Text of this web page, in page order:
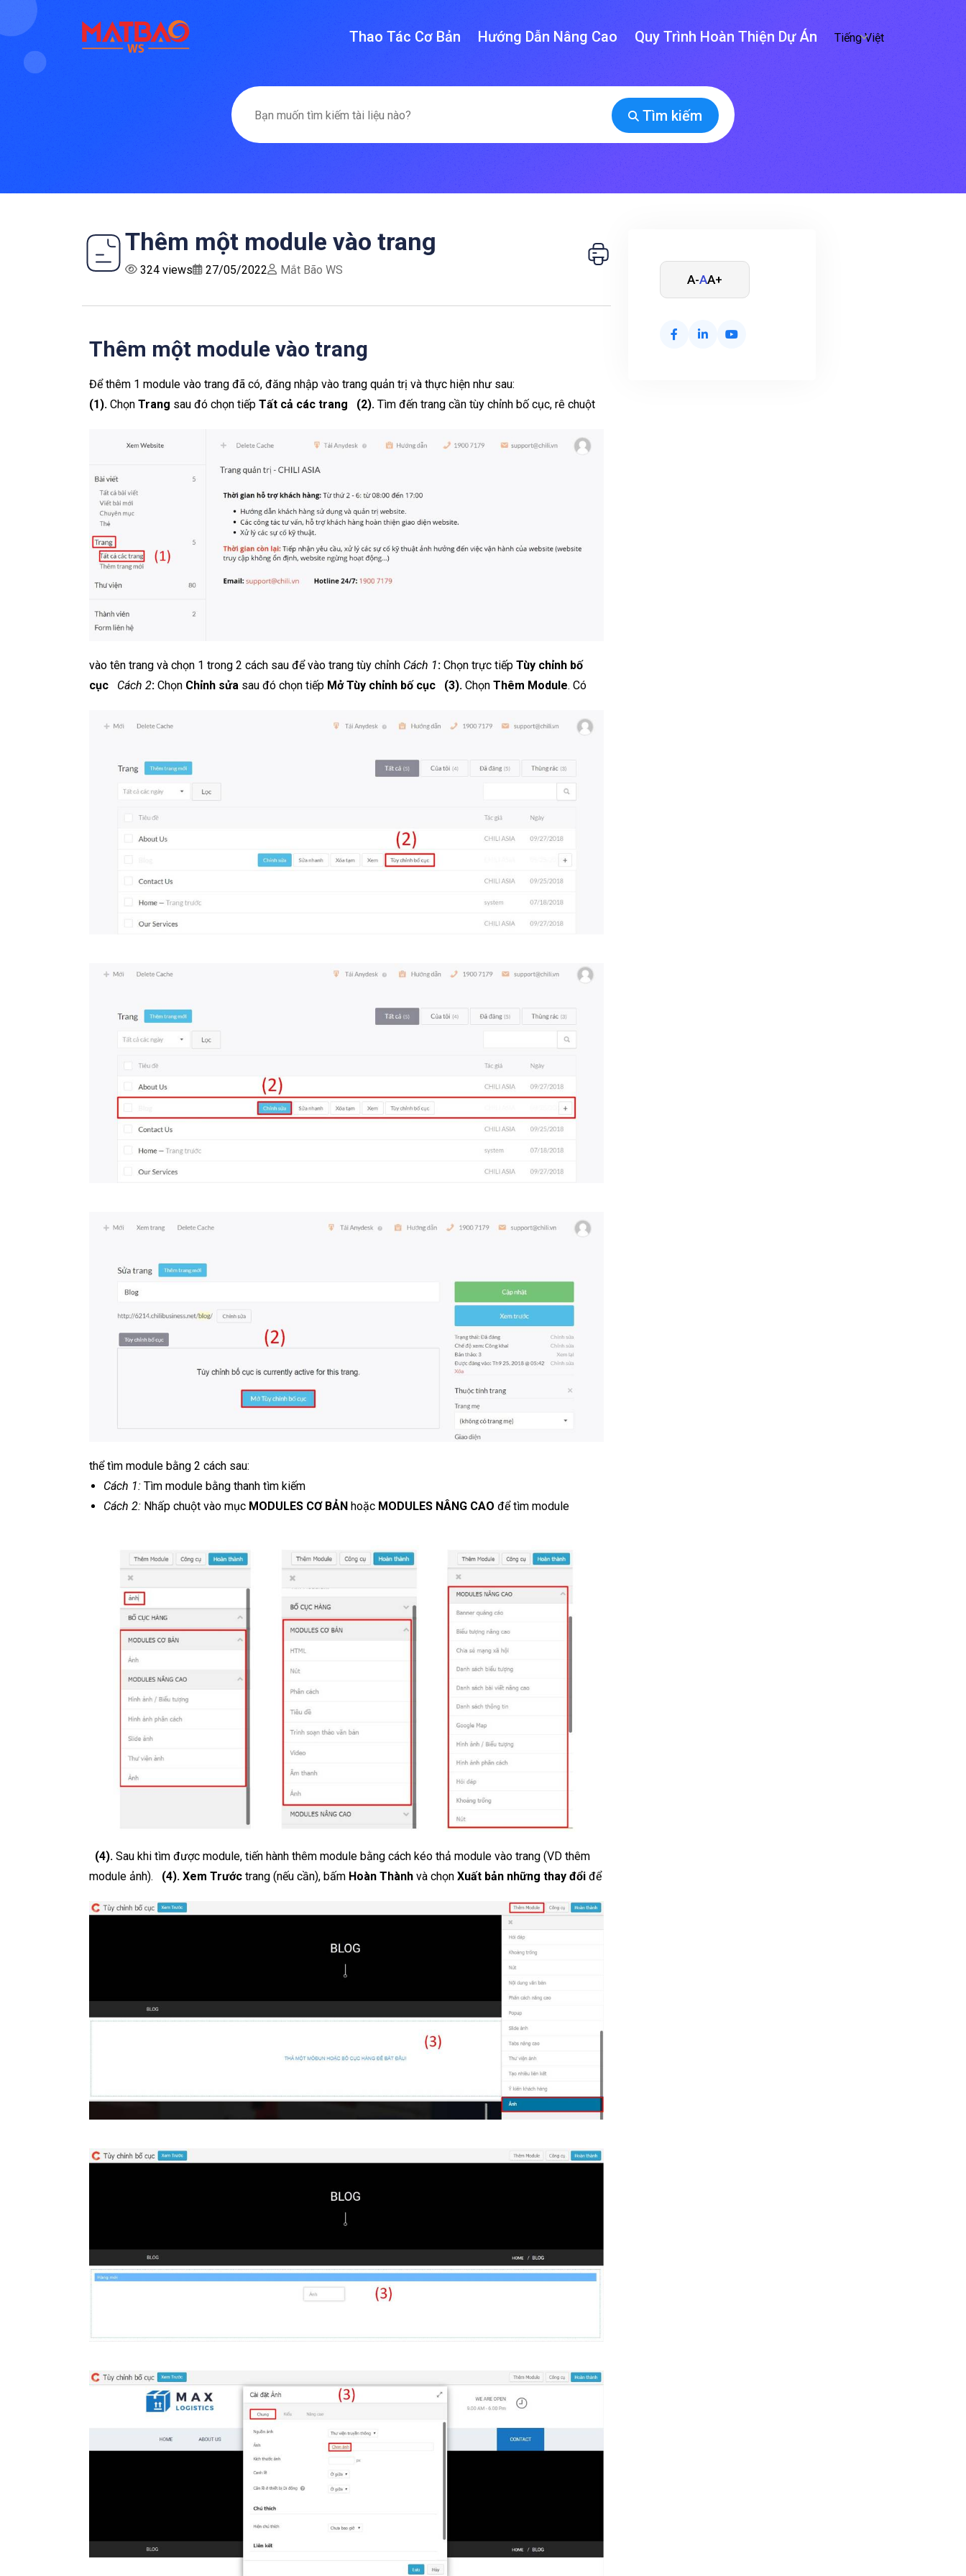
Thao Tác Cơ Bản Hướng Dẫn Nâng Cao Quy Trình Hoàn Thiện Dự Án Tiếng Việt
Tìm kiếm
Thêm một module vào trang
324 views 27/05/2022 Mắt Bão WS
Thêm một module vào trang
Để thêm 1 module vào trang đã có, đăng nhập vào trang quản trị và thực hiện như sau:
(1). Chọn Trang sau đó chọn tiếp Tất cả các trang (2). Tìm đến trang cần tùy chỉnh bố cục, rê chuột
vào tên trang và chọn 1 trong 2 cách sau để vào trang tùy chỉnh Cách 1: Chọn trực tiếp Tùy chỉnh bố
cục
Cách 2: Chọn Chỉnh sửa sau đó chọn tiếp Mở Tùy chỉnh bố cục (3). Chọn Thêm Module. Có
thể tìm module bằng 2 cách sau:
Cách 1: Tìm module bằng thanh tìm kiếm
Cách 2: Nhấp chuột vào mục MODULES CƠ BẢN hoặc MODULES NÂNG CAO để tìm module
(4). Sau khi tìm được module, tiến hành thêm module bằng cách kéo thả module vào trang (VD thêm
module ảnh).
(4). Xem Trước trang (nếu cần), bấm Hoàn Thành và chọn Xuất bản những thay đổi để
A-AA+